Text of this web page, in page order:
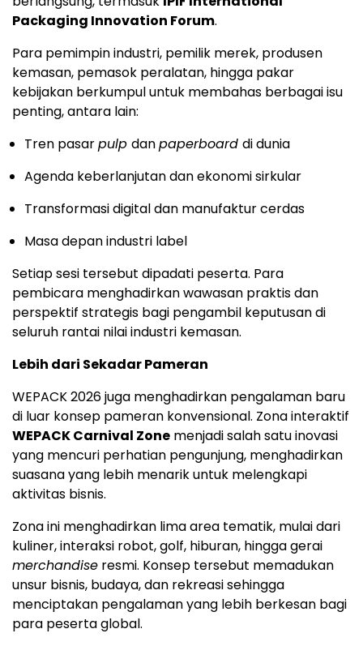
Packaging Innovation Forum.
Para pemimpin industri, pemilik merek, produsen
kemasan, pemasok peralatan, hingga pakar
kebijakan berkumpul untuk membahas berbagai isu
penting, antara lain:
Tren pasarpulp danpaperboard di dunia
Agenda keberlanjutan dan ekonomi sirkular
Transformasi digital dan manufaktur cerdas
Masa depan industri label
Setiap sesi tersebut dipadati peserta. Para
pembicara menghadirkan wawasan praktis dan
perspektif strategis bagi pengambil keputusan di
seluruh rantai nilai industri kemasan.
Lebih dari Sekadar Pameran
WEPACK 2026 juga menghadirkan pengalaman baru
di luar konsep pameran konvensional. Zona interaktif
WEPACK Carnival Zone menjadi salah satu inovasi
yang mencuri perhatian pengunjung, menghadirkan
suasana yang lebih menarik untuk melengkapi
aktivitas bisnis.
Zona ini menghadirkan lima area tematik, mulai dari
kuliner, interaksi robot, golf, hiburan, hingga gerai
merchandise resmi. Konsep tersebut memadukan
unsur bisnis, budaya, dan rekreasi sehingga
menciptakan pengalaman yang lebih berkesan bagi
para peserta global.